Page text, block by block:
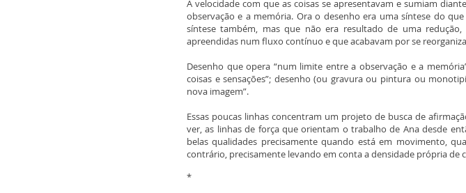
A velocidade com que as coisas se apresentavam e sumiam
observação e a memória. Ora o desenho era uma síntese do
síntese também, mas que não era resultado de uma
apreendidas num fluxo contínuo e que acabavam por se
Desenho que opera “num limite entre a observação e a
coisas e sensações”; desenho (ou gravura ou pintura ou
nova imagem”.
Essas poucas linhas concentram um projeto de busca de
ver, as linhas de força que orientam o trabalho de Ana desde
belas qualidades precisamente quando está em movimento,
contrário, precisamente levando em conta a densidade própria de
*